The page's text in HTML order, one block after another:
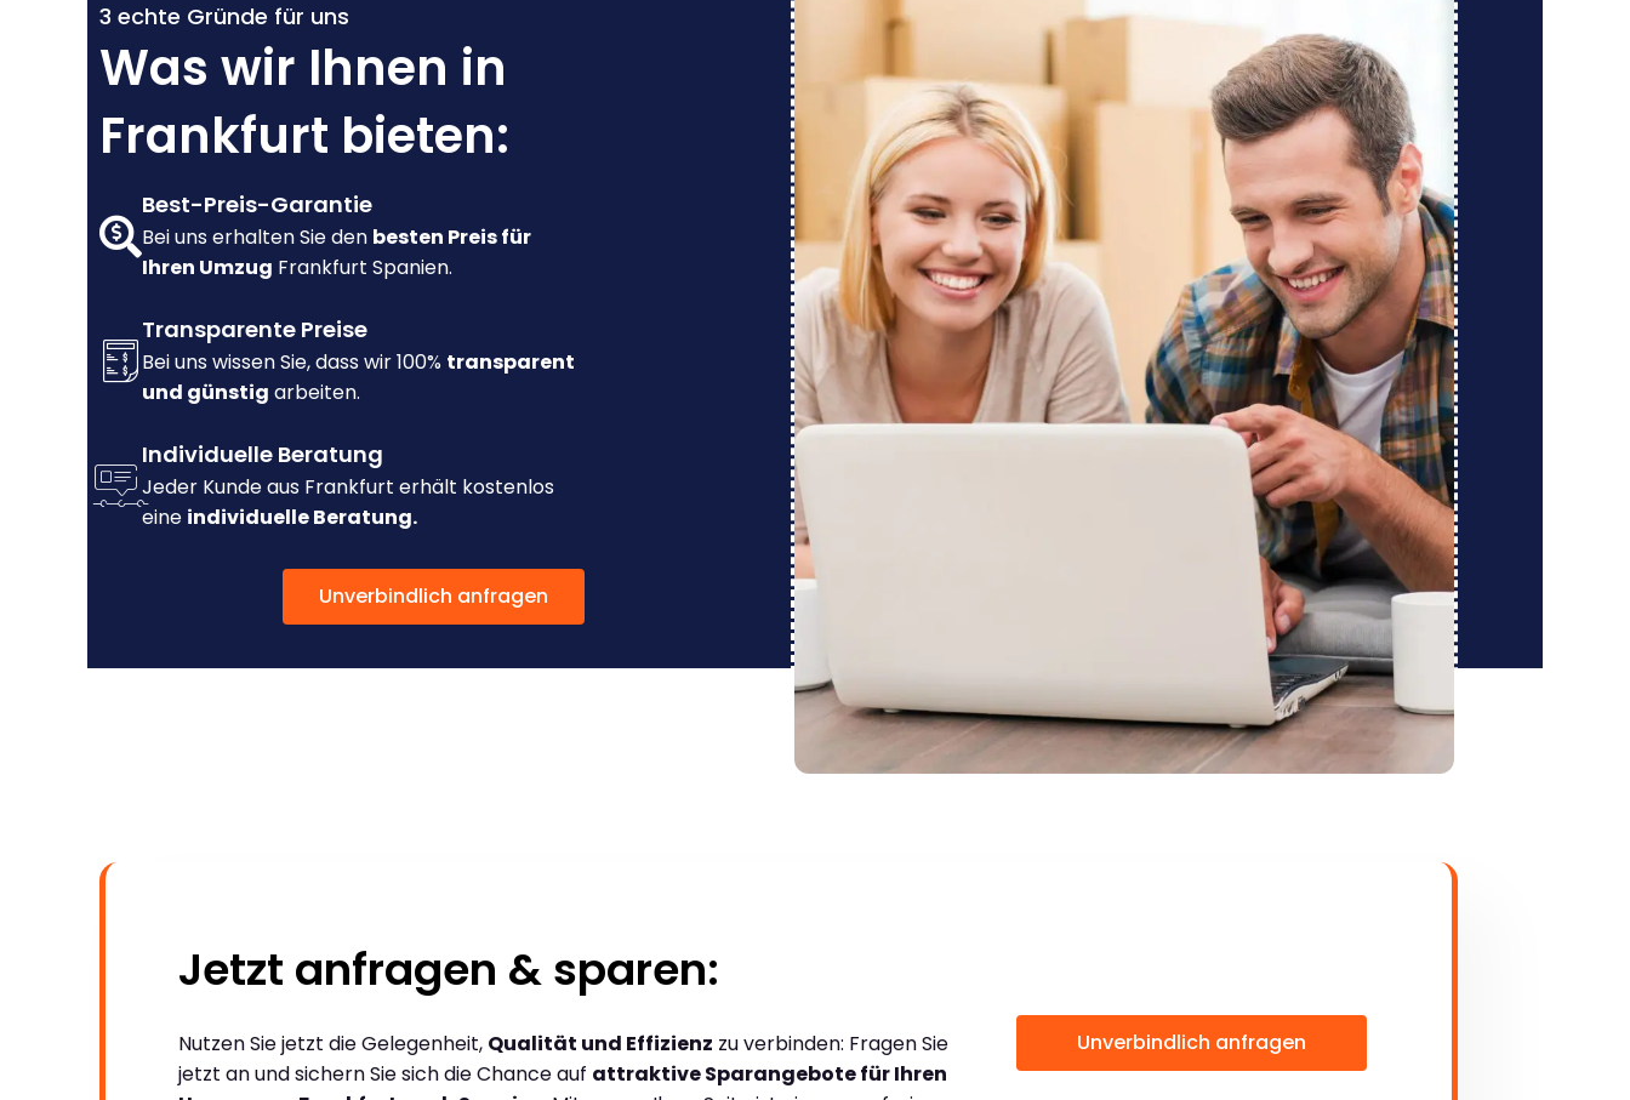
3 echte Gründe für uns
Was wir Ihnen in
Frankfurt bieten:
Best-Preis-Garantie
Bei uns erhalten Sie den besten Preis für
Ihren Umzug Frankfurt Spanien.
Transparente Preise
Bei uns wissen Sie, dass wir 100% transparent
und günstig arbeiten.
Individuelle Beratung
Jeder Kunde aus Frankfurt erhält kostenlos
eine individuelle Beratung.
Unverbindlich anfragen
Jetzt anfragen & sparen:
Nutzen Sie jetzt die Gelegenheit, Qualität und Effizienz zu verbinden: Fragen Sie
jetzt an und sichern Sie sich die Chance auf attraktive Sparangebote für Ihren
Unverbindlich anfragen